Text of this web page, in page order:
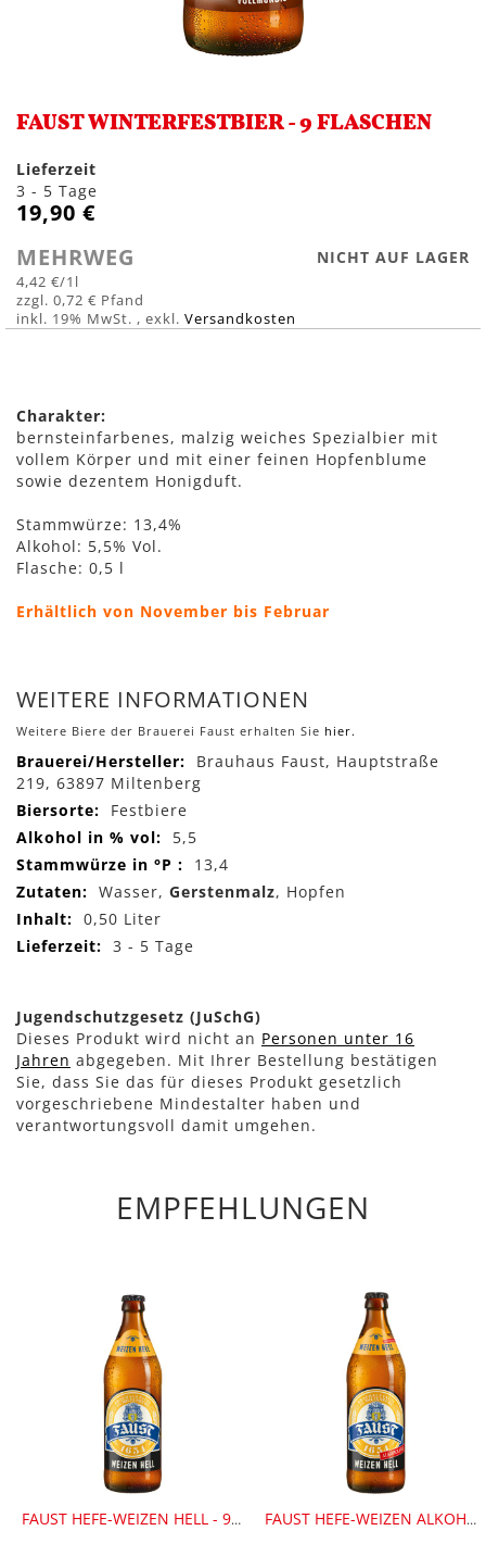
FAUST WINTERFESTBIER - 9 FLASCHEN
Lieferzeit
3 - 5 Tage
19,90 €
MEHRWEG
4,42 €/1l
0,72 €
inkl. 19% MwSt. , exkl. Versandkosten
NICHT AUF LAGER
Charakter:
bernsteinfarbenes, malzig weiches Spezialbier mit
vollem Körper und mit einer feinen Hopfenblume
sowie dezentem Honigduft.
Stammwürze: 13,4%
Alkohol: 5,5% Vol.
Flasche: 0,5 l
Erhältlich von November bis Februar
der
springen
WEITERE INFORMATIONEN
Weitere Biere der Brauerei Faust erhalten Sie hier.
Mehr
Informationen
Brauhaus Faust, Hauptstraße
219, 63897 Miltenberg
Festbiere
5,5
13,4
Wasser, Gerstenmalz, Hopfen
0,50 Liter
3 - 5 Tage
Jugendschutzgesetz (JuSchG)
Dieses Produkt wird nicht an Personen unter 16
Jahren abgegeben. Mit Ihrer Bestellung bestätigen
Sie, dass Sie das für dieses Produkt gesetzlich
vorgeschriebene Mindestalter haben und
verantwortungsvoll damit umgehen.
EMPFEHLUNGEN
FAUST HEFE-WEIZEN HELL - 9 FLASCHEN FAUST HEFE-WEIZEN ALKOHOLFREI - 9 FLASCHEN